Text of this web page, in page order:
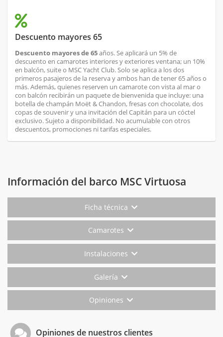
Descuento mayores 65
Descuento mayores de 65años. Se aplicará un 5% de
descuento en camarotes interiores y exteriores ventana; un 10%
en balcón, suite o MSC Yacht Club. Solo se aplica a los dos
primeros pasajeros de la reserva y ambos han de tener 65 años o
más. Además, quienes reserven un camarote con vista al mar o
con balcón recibirán un paquete de bienvenida que incluye: una
botella de champán Moët & Chandon, fresas con chocolate, dos
copas de souvenir y una invitación del Capitán para un cóctel
exclusivo. Sujeto a disponibilidad. No acumulable con otros
descuentos, promociones ni tarifas especiales.
Información del barco MSC Virtuosa
Ficha técnica
Camarotes
Instalaciones
Galería
Opiniones
Opiniones de nuestros clientes